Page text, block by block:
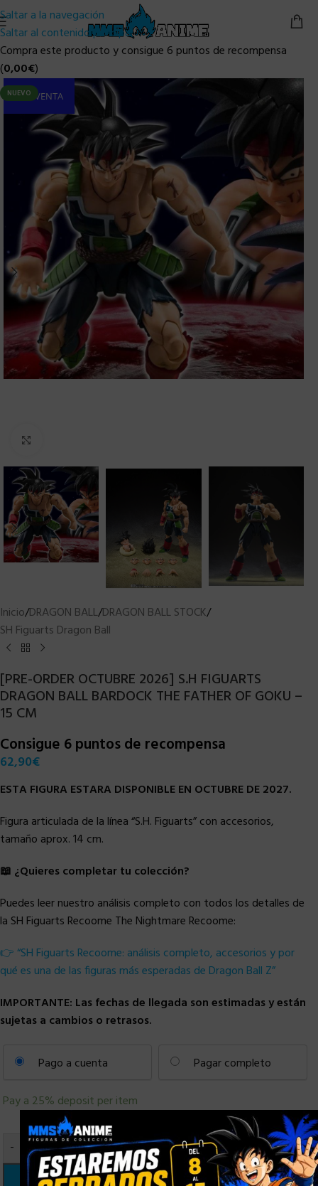
Saltar a la navegación
Saltar al contenido principal
Compra este producto y consigue 6 puntos de recompensa
(0,00€)
NUEVO
PRE-VENTA
Inicio/DRAGON BALL/DRAGON BALL STOCK/
SH Figuarts Dragon Ball
[PRE-ORDER OCTUBRE 2026] S.H FIGUARTS
DRAGON BALL BARDOCK THE FATHER OF GOKU –
15 CM
Consigue 6 puntos de recompensa
62,90€
ESTA FIGURA ESTARA DISPONIBLE EN OCTUBRE DE 2027.
Figura articulada de la línea “S.H. Figuarts” con accesorios,
tamaño aprox. 14 cm.
📖 ¿Quieres completar tu colección?
Puedes leer nuestro análisis completo con todos los detalles de
la SH Figuarts Recoome The Nightmare Recoome:
👉 “SH Figuarts Recoome: análisis completo, accesorios y por
qué es una de las figuras más esperadas de Dragon Ball Z”
IMPORTANTE: Las fechas de llegada son estimadas y están
sujetas a cambios o retrasos.
Pago a cuenta Pagar completo
Pay a 25% deposit per item
- +
AÑADIR AL CARRITO
×